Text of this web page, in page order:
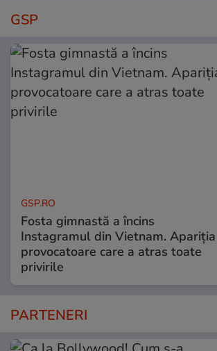
GSP
GSP.RO
Fosta gimnastă a încins
Instagramul din Vietnam. Apariția
provocatoare care a atras toate
privirile
PARTENERI